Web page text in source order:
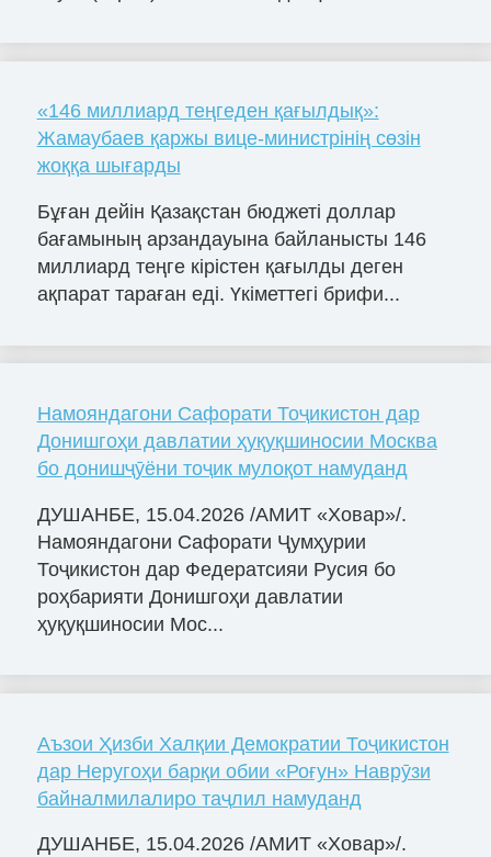
«146 миллиард теңгеден қағылдық»:
Жамаубаев қаржы вице-министрінің сөзін
жоққа шығарды
Бұған дейін Қазақстан бюджеті доллар
бағамының арзандауына байланысты 146
миллиард теңге кірістен қағылды деген
ақпарат тараған еді. Үкіметтегі брифи...
Намояндагони Сафорати Тоҷикистон дар
Донишгоҳи давлатии ҳуқуқшиносии Москва
бо донишҷӯёни тоҷик мулоқот намуданд
ДУШАНБЕ, 15.04.2026 /АМИТ «Ховар»/.
Намояндагони Сафорати Ҷумҳурии
Тоҷикистон дар Федератсияи Русия бо
роҳбарияти Донишгоҳи давлатии
ҳуқуқшиносии Мос...
Аъзои Ҳизби Халқии Демократии Тоҷикистон
дар Неругоҳи барқи обии «Роғун» Наврӯзи
байналмилалиро таҷлил намуданд
ДУШАНБЕ, 15.04.2026 /АМИТ «Ховар»/.